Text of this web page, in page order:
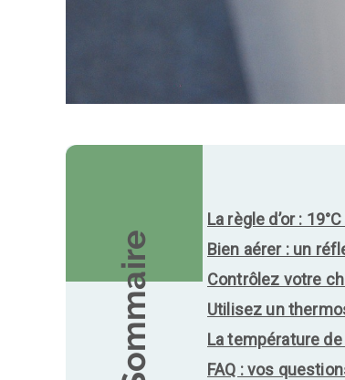
Sommaire
La règle d’or :
Bien aérer : un
Contrôlez votre
Utilisez un
La température
FAQ : vos